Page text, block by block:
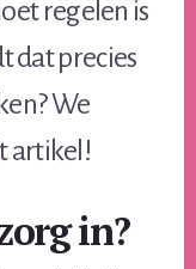
regelen is
dat precies
We
artikel!
in?